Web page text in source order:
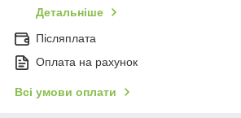
Детальніше
Післяплата
Оплата на рахунок
Всі умови оплати